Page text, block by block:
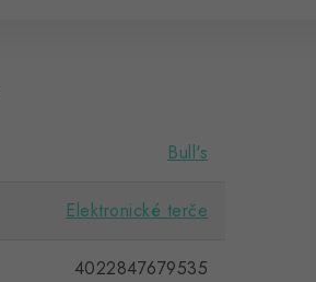
Bull's
Elektronické terče
4022847679535